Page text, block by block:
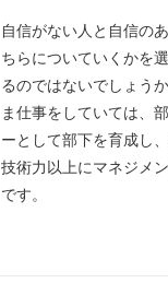
自信がない人と自信の
ちらについていくかを
るのではないでしょう
ま仕事をしていては、
ーとして部下を育成し
技術力以上にマネジメ
です。